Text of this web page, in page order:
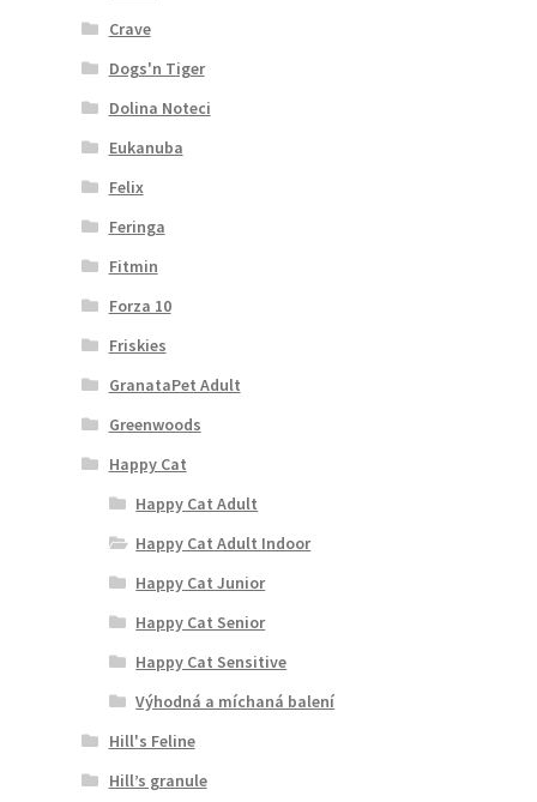
Crave
Dogs'n Tiger
Dolina Noteci
Eukanuba
Felix
Feringa
Fitmin
Forza 10
Friskies
GranataPet Adult
Greenwoods
Happy Cat
Happy Cat Adult
Happy Cat Adult Indoor
Happy Cat Junior
Happy Cat Senior
Happy Cat Sensitive
Výhodná a míchaná balení
Hill's Feline
Hill’s granule